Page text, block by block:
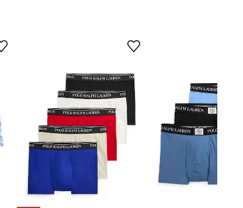
Таблица с размери